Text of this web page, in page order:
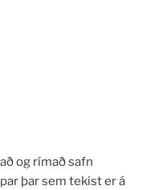
og rímað safn
þar sem tekist er á